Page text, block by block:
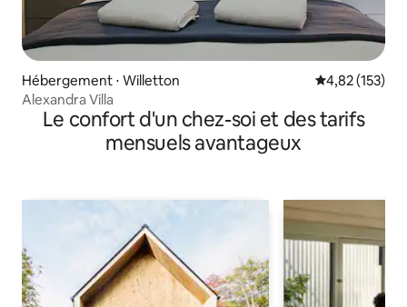
Hébergement ⋅ Willetton Évaluation
4,82 (153)
Alexandra Villa
Le confort d'un chez-soi et des tarifs
mensuels avantageux